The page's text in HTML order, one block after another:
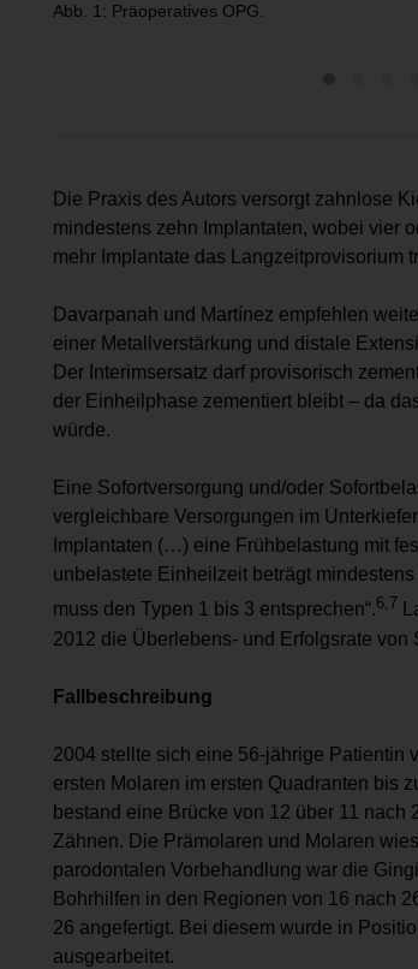
Abb. 1: Präoperatives OPG.
Die Praxis des Autors versorgt zahnlose
mindestens zehn Implantaten, wobei vier
mehr Implantate das Langzeitprovisorium
Davarpanah und Martínez empfehlen
einer Metallverstärkung und distale
Der Interimsersatz darf provisorisch
der Einheilphase zementiert bleibt – da
würde.
Eine Sofortversorgung und/oder
vergleichbare Versorgungen im
Implantaten (…) eine Frühbelastung mit
unbelastete Einheilzeit beträgt
muss den Typen 1 bis 3 entsprechen“.6,7
2012 die Überlebens- und Erfolgsrate
Fallbeschreibung
2004 stellte sich eine 56-jährige Pa­tientin
ersten Molaren im ersten Quadranten bis
bestand eine Brücke von 12 über 11
Zähnen. Die Prämolaren und Molaren
parodontalen Vorbehandlung war die
Bohrhilfen in den Regionen von 16 nach
26 angefertigt. Bei diesem wurde in
ausgearbeitet.